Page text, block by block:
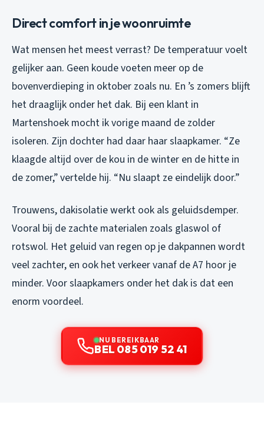
Direct comfort in je woonruimte
Wat mensen het meest verrast? De temperatuur voelt
gelijker aan. Geen koude voeten meer op de
bovenverdieping in oktober zoals nu. En ’s zomers blijft
het draaglijk onder het dak. Bij een klant in
Martenshoek mocht ik vorige maand de zolder
isoleren. Zijn dochter had daar haar slaapkamer. “Ze
klaagde altijd over de kou in de winter en de hitte in
de zomer,” vertelde hij. “Nu slaapt ze eindelijk door.”
Trouwens, dakisolatie werkt ook als geluidsdemper.
Vooral bij de zachte materialen zoals glaswol of
rotswol. Het geluid van regen op je dakpannen wordt
veel zachter, en ook het verkeer vanaf de A7 hoor je
minder. Voor slaapkamers onder het dak is dat een
enorm voordeel.
NU BEREIKBAAR
BEL 085 019 52 41